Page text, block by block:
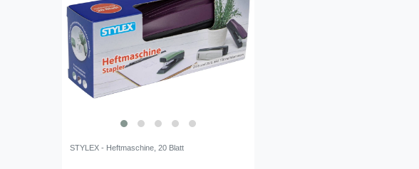
STYLEX - Heftmaschine, 20 Blatt